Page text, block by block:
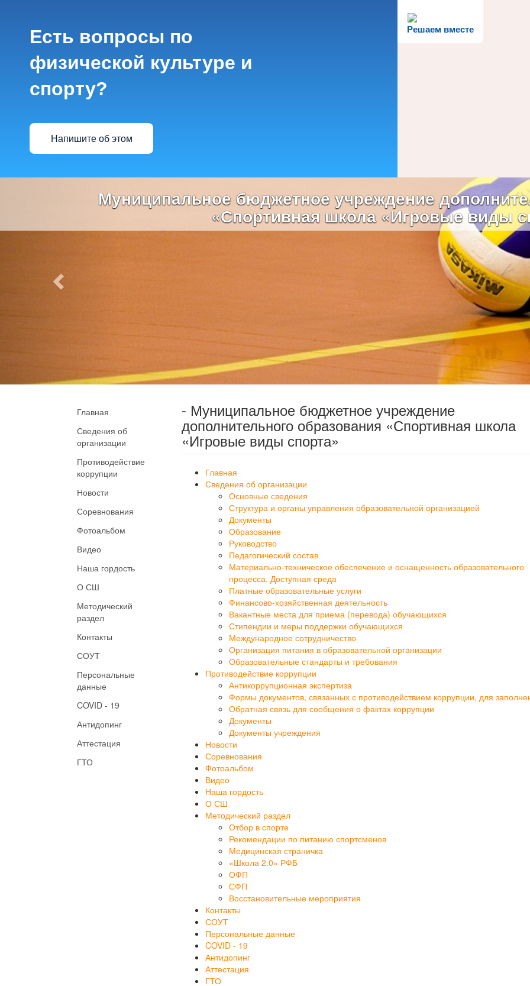
Решаем вместе
Есть вопросы по
физической культуре и
спорту?
Напишите об этом
Муниципальное бюджетное учреждение
«Спортивная школа «Игровые виды
Главная
Сведения об
организации
Противодействие
коррупции
Новости
Соревнования
Фотоальбом
Видео
Наша гордость
О СШ
Методический
раздел
Контакты
СОУТ
Персональные
данные
COVID - 19
Антидопинг
Аттестация
ГТО
- Муниципальное бюджетное учреждение
дополнительного образования «Спортивная школа
«Игровые виды спорта»
Главная
Сведения об организации
Основные сведения
Структура и органы управления образовательной организацией
Документы
Образование
Руководство
Педагогический состав
Материально-техническое обеспечение и оснащенность образовательного
процесса. Доступная среда
Платные образовательные услуги
Финансово-хозяйственная деятельность
Вакантные места для приема (перевода) обучающихся
Стипендии и меры поддержки обучающихся
Международное сотрудничество
Организация питания в образовательной организации
Образовательные стандарты и требования
Противодействие коррупции
Антикоррупционная экспертиза
Формы документов, связанных с противодействием коррупции, для
Обратная связь для сообщения о фактах коррупции
Документы
Документы учреждения
Новости
Соревнования
Фотоальбом
Видео
Наша гордость
О СШ
Методический раздел
Отбор в спорте
Рекомендации по питанию спортсменов
Медицинская страничка
«Школа 2.0» РФБ
ОФП
СФП
Восстановительные мероприятия
Контакты
СОУТ
Персональные данные
COVID - 19
Антидопинг
Аттестация
ГТО